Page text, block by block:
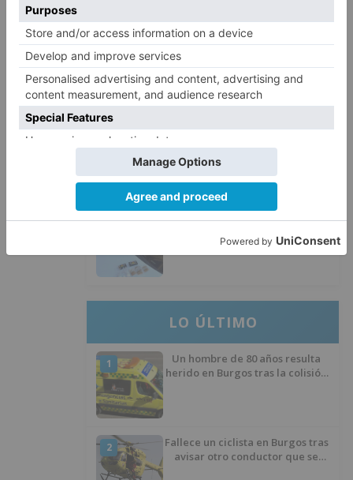
3
Santiago Lencina, nuevo
refuerzo del Burgos CF para la
temporada 2026/27
4
El Burgos CF anuncia que Álex
Lizancos ha sido operado con
éxito del menisco de su rodilla
izquierda
5
Detenidas tres personas en
hachís, cocaína y marihuana
ocultos en su vehículo
LO ÚLTIMO
1
Un hombre de 80 años resulta
herido en Burgos tras la colisión
2
Fallece un ciclista en Burgos tras
avisar otro conductor que se